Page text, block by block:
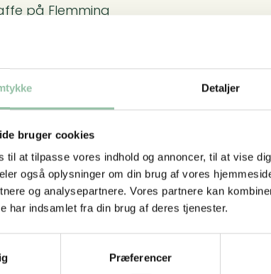
Detaljer
bruger cookies
til at tilpasse vores indhold og annoncer, til at vise
også oplysninger om din brug af vores
og analysepartnere. Vores partnere kan
har indsamlet fra din brug af deres tjenester.
Præferencer
på Flemming
kæmpe- grill,